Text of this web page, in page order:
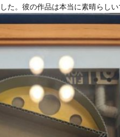
た。彼の作品は本当に素晴らし